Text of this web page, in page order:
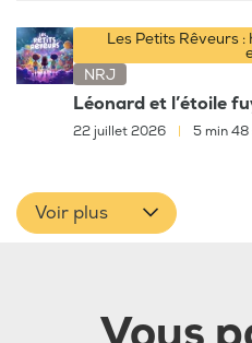
Les Petits Rêveurs
NRJ
Léonard et l’étoile
22 juillet 2026 5 min 48
Voir plus